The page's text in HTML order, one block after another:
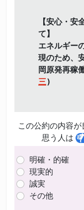
【安心・安
て】
エネルギー
現のため、
岡原発再稼
三)
この公約の内容
思う人は
明確・的確
現実的
誠実
その他